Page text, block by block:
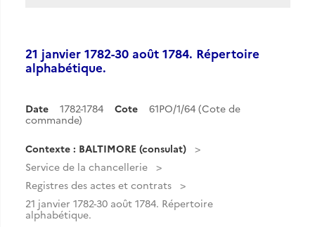
21 janvier 1782-30 août 1784. Répertoire
alphabétique.
Date 1782-1784 Cote
61PO/1/64 (Cote de
commande)
Contexte : BALTIMORE (consulat)
Service de la chancellerie
Registres des actes et contrats
21 janvier 1782-30 août 1784. Répertoire
alphabétique.